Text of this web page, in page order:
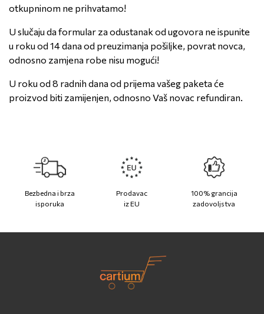
otkupninom ne prihvatamo!
U slučaju da formular za odustanak od ugovora ne ispunite
u roku od 14 dana od preuzimanja pošiljke, povrat novca,
odnosno zamjena robe nisu mogući!
U roku od 8 radnih dana od prijema vašeg paketa će
proizvod biti zamijenjen, odnosno Vaš novac refundiran.
Bezbedna i brza
isporuka
Prodavac
iz EU
100% grancija
zadovoljstva